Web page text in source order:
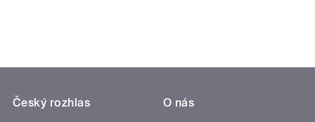
Český rozhlas
O nás